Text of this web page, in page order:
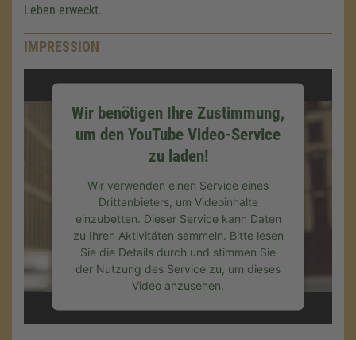
Leben erweckt.
IMPRESSION
Wir benötigen Ihre Zustimmung,
um den YouTube Video-Service
zu laden!
Wir verwenden einen Service eines
Drittanbieters, um Videoinhalte
einzubetten. Dieser Service kann Daten
zu Ihren Aktivitäten sammeln. Bitte lesen
Sie die Details durch und stimmen Sie
der Nutzung des Service zu, um dieses
Video anzusehen.
Mehr Informationen